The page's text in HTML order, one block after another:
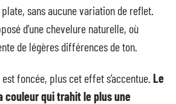
sans aucune variation de reflet.
d’une chevelure naturelle, où
de légères différences de ton.
foncée, plus cet effet s’accentue. Le
couleur qui trahit le plus une